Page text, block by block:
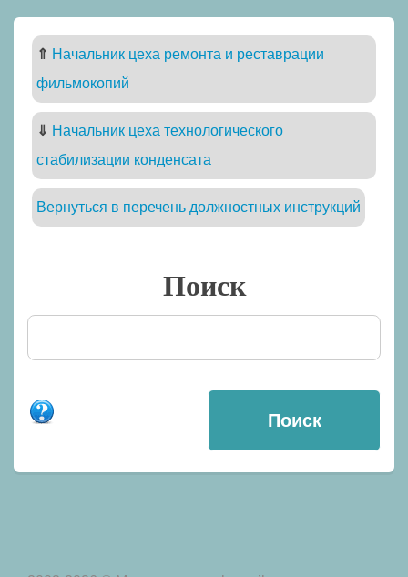
⇑ Начальник цеха ремонта и реставрации
фильмокопий
⇓ Начальник цеха технологического
стабилизации конденсата
Вернуться в перечень должностных инструкций
Поиск